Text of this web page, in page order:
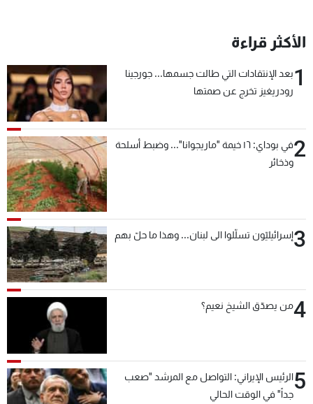
الأكثر قراءة
1بعد الإنتقادات التي طالت جسمها... جورجينا
رودريغيز تخرج عن صمتها
2
في بوداي: ١٦ خيمة "ماريجوانا"... وضبط أسلحة
وذخائر
3إسرائيليّون تسلّلوا الى لبنان... وهذا ما حلّ بهم
4من يصدّق الشيخ نعيم؟
5الرئيس الإيراني: التواصل مع المرشد "صعب
جداً" في الوقت الحالي